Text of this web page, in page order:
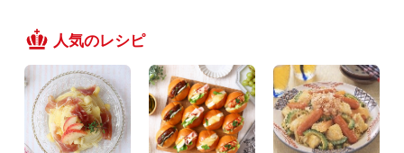
人気のレシピ